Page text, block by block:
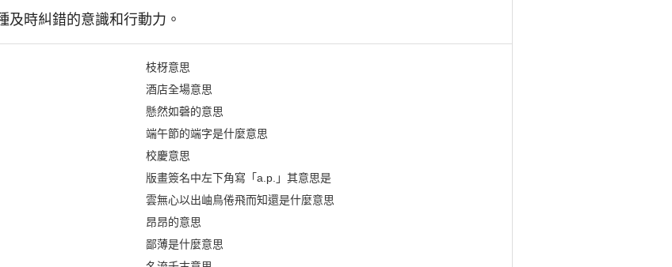
及時糾錯的意識和行動力。
枝枒意思
酒店全場意思
懸然如磬的意思
端午節的端字是什麼意思
校慶意思
版畫簽名中左下角寫「a.p.」其意思是
雲無心以出岫鳥倦飛而知還是什麼意思
昂昂的意思
鄙薄是什麼意思